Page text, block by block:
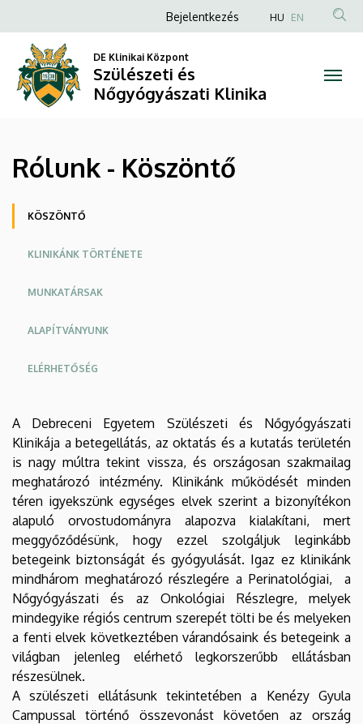
Köszöntő
Szülészeti
és
Nőgyógyászati
Klinika
a
tartalomra
Anonim
fiók
menüje
Bejelentkezés HU EN
DE Klinikai Központ
Szülészeti és
Nőgyógyászati Klinika
Rólunk - Köszöntő
Oldalmenü
KÖSZÖNTŐ
KLINIKÁNK TÖRTÉNETE
MUNKATÁRSAK
ALAPÍTVÁNYUNK
ELÉRHETŐSÉG
A Debreceni Egyetem Szülészeti és Nőgyógyászati
Klinikája a betegellátás, az oktatás és a kutatás területén
is nagy múltra tekint vissza, és országosan szakmailag
meghatározó intézmény. Klinikánk működését minden
téren igyekszünk egységes elvek szerint a bizonyítékon
alapuló orvostudományra alapozva kialakítani, mert
meggyőződésünk, hogy ezzel szolgáljuk leginkább
betegeink biztonságát és gyógyulását. Igaz ez klinikánk
mindhárom meghatározó részlegére a Perinatológiai, a
Nőgyógyászati és az Onkológiai Részlegre, melyek
mindegyike régiós centrum szerepét tölti be és melyeken
a fenti elvek következtében várandósaink és betegeink a
világban jelenleg elérhető legkorszerűbb ellátásban
részesülnek.
A szülészeti ellátásunk tekintetében a Kenézy Gyula
Campussal történő összevonást követően az ország